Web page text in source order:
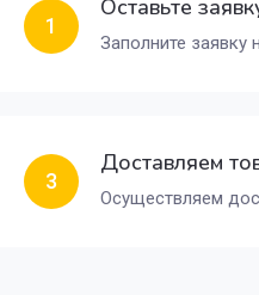
1
Оставьте
Заполните заявку
3
Доставляем
Осуществляем